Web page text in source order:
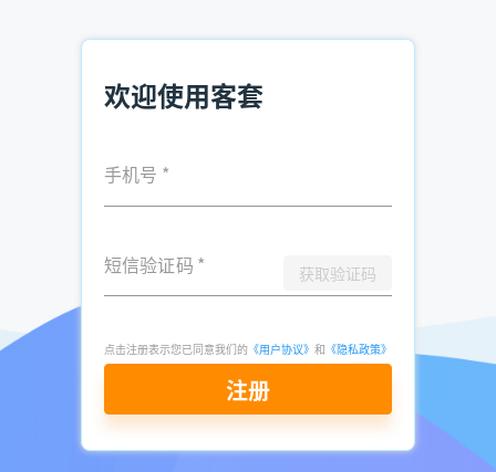
推荐阅读：
环保设备销售，如何快速找到客户？
点击立即申请免费试用
欢迎使用客套
手机号 *
短信验证码 * 获取验证码
点击注册表示您已同意我们的 《用户协议》 和 《隐私政策》
注册